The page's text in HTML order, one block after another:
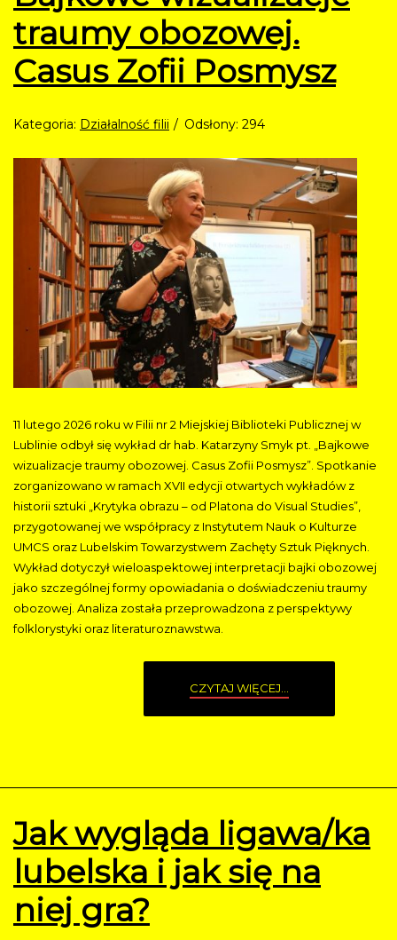
traumy obozowej.
Casus Zofii Posmysz
Kategoria: Działalność filii Odsłony: 294
11 lutego 2026 roku w Filii nr 2 Miejskiej Biblioteki Publicznej w
Lublinie odbył się wykład dr hab. Katarzyny Smyk pt. „Bajkowe
wizualizacje traumy obozowej. Casus Zofii Posmysz”. Spotkanie
zorganizowano w ramach XVII edycji otwartych wykładów z
historii sztuki „Krytyka obrazu – od Platona do Visual Studies”,
przygotowanej we współpracy z Instytutem Nauk o Kulturze
UMCS oraz Lubelskim Towarzystwem Zachęty Sztuk Pięknych.
Wykład dotyczył wieloaspektowej interpretacji bajki obozowej
jako szczególnej formy opowiadania o doświadczeniu traumy
obozowej. Analiza została przeprowadzona z perspektywy
folklorystyki oraz literaturoznawstwa.
CZYTAJ WIĘCEJ...
Jak wygląda ligawa/ka
lubelska i jak się na
niej gra?